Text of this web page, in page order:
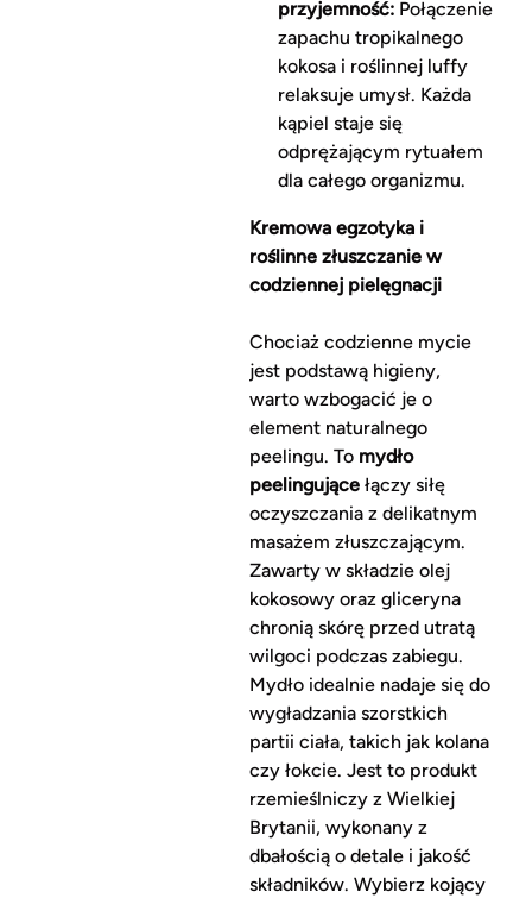
przyjemność:Połączenie
zapachu tropikalnego
kokosa i roślinnej luffy
relaksuje umysł. Każda
kąpiel staje się
odprężającym rytuałem
dla całego organizmu.
Kremowa egzotyka i
roślinne złuszczanie w
codziennej pielęgnacji
Chociaż codzienne mycie
jest podstawą higieny,
warto wzbogacić je o
element naturalnego
peelingu. To mydło
peelingującełączy siłę
oczyszczania z delikatnym
masażem złuszczającym.
Zawarty w składzie olej
kokosowy oraz gliceryna
chronią skórę przed utratą
wilgoci podczas zabiegu.
Mydło idealnie nadaje się do
wygładzania szorstkich
partii ciała, takich jak kolana
czy łokcie. Jest to produkt
rzemieślniczy z Wielkiej
Brytanii, wykonany z
dbałością o detale i jakość
składników. Wybierz kojący